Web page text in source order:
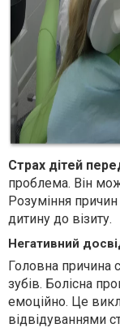
Страх дітей
проблема. Він
Розуміння
дитину до візиту.
Негативний
Головна причина
зубів. Болісна
емоційно. Це
відвідуваннями